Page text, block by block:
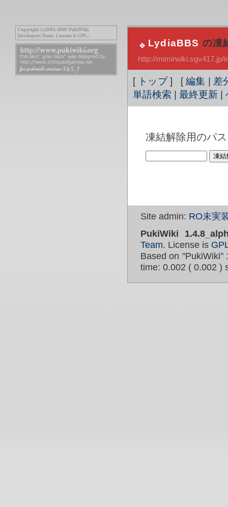
LydiaBBS の凍
http://mimirwiki.sgv417.jp/
[ トップ] [編集
差
単語検索
最終更新
凍結解除用のパ
Site admin: RO未実
PukiWiki
Team. License is
Based on "PukiWiki"
time: 0.002 ( 0.002 )